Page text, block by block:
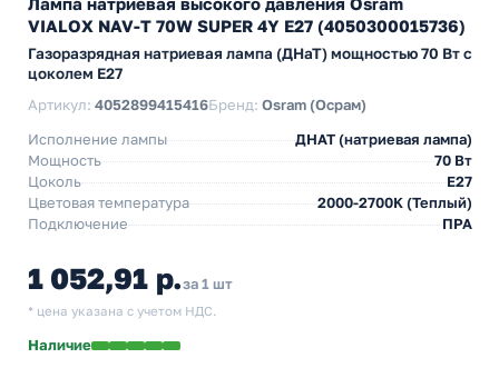
VIALOX NAV-T 70W SUPER 4Y E27 (4050300015736)
Газоразрядная натриевая лампа (ДНаТ) мощностью 70 Вт с
цоколем E27
Артикул: 4052899415416Бренд: Osram (Осрам)
Исполнение лампы
ДНАТ (натриевая лампа)
Мощность
70 Вт
Цоколь
E27
Цветовая температура
2000-2700K (Теплый)
Подключение
ПРА
1 052,91 р.за 1 шт
* цена указана с учетом НДС.
Наличие